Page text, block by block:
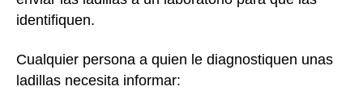
identifiquen.
Cualquier persona a quien le diagnostiquen unas
ladillas necesita informar: